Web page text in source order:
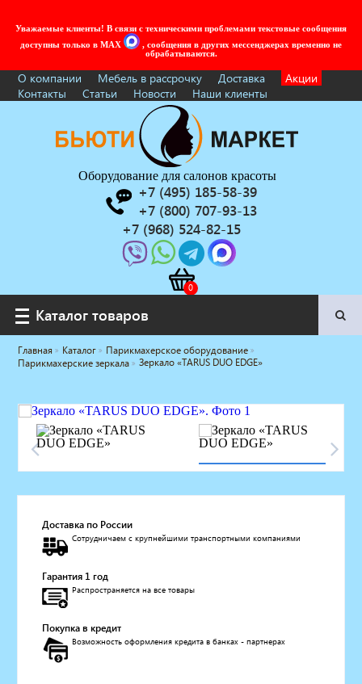
Уважаемые клиенты! В связи с техническими проблемами текстовые сообщения
доступны только в MAX
, сообщения в других мессенджерах временно не
обрабатываются.
О компании Мебель в рассрочку Доставка
Акции
Контакты
Статьи Новости Наши клиенты
Оборудование для салонов красоты
+7 (495) 185-58-39
+7 (800) 707-93-13
+7 (968) 524-82-15
Каталог товаров
Каталог товаров
Услуги под ключ
Оборудование с регистрационным
удостоверением
Парикмахерское оборудование
Косметологическое оборудование
Массажное и SPA оборудование
Стерилизаторы
Оборудование для визажистов
Оборудование для нейл-бара
Солярии
Коллагенарий
Главная Каталог
Парикмахерское оборудование
Парикмахерские зеркала
Зеркало «TARUS DUO EDGE»
Доставка по России
Сотрудничаем с крупнейшими транспортными компаниями
Гарантия 1 год
Распространяется на все товары
Покупка в кредит
Возможность оформления кредита в банках - партнерах